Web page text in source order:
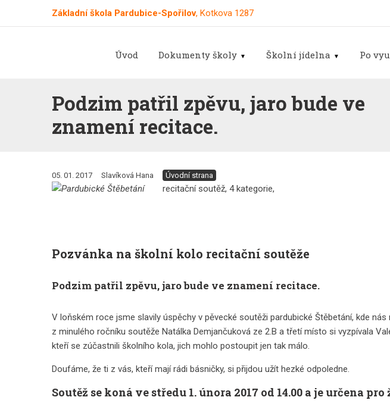
Základní škola Pardubice-Spořilov, Kotkova 1287
Úvod Dokumenty školy Školní jídelna Po
Podzim patřil zpěvu, jaro bude ve
znamení recitace.
05. 01. 2017 Slavíková Hana Úvodní strana
recitační soutěž, 4 kategorie,
Pozvánka na školní kolo recitační soutěže
Podzim patřil zpěvu, jaro bude ve znamení recitace.
V loňském roce jsme slavily úspěchy v pěvecké soutěži pardubické Štěbetání, kde
z minulého ročníku soutěže Natálka Demjančuková ze 2.B a třetí místo si vyzpívala
kteří se zúčastnili školního kola, jich mohlo postoupit jen tak málo.
Doufáme, že ti z vás, kteří mají rádi básničky, si přijdou užít hezké odpoledne.
Soutěž se koná ve středu 1. února 2017 od 14.00 a je určena